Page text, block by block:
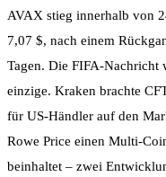
AVAX stieg innerhalb von
7,07 $, nach einem
Tagen. Die FIFA-Nachricht
einzige. Kraken brachte
für US-Händler auf den
Rowe Price einen Multi-
beinhaltet – zwei